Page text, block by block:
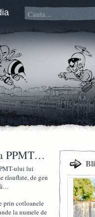
PPMT…
ului lui
răsuflate, de gen
prin cotloanele
la numele de